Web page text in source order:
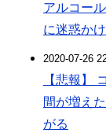
アルコー
に迷惑か
2020-07-26
【悲報】
間が増え
がる